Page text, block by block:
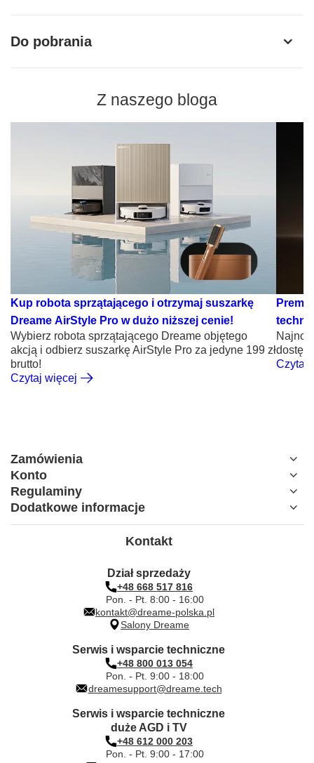
Do pobrania
Z naszego bloga
Kup robota sprzątającego i otrzymaj suszarkę
Dreame AirStyle Pro w dużo niższej cenie!
Wybierz robota sprzątającego Dreame objętego
akcją i odbierz suszarkę AirStyle Pro za jedyne 199 zł
brutto!
Czytaj więcej
Czytaj
Zamówienia
Konto
Regulaminy
Dodatkowe informacje
Kontakt
Dział sprzedaży
+48 668 517 816
Pon. - Pt. 8:00 - 16:00
kontakt@dreame-polska.pl
Salony Dreame
Serwis i wsparcie techniczne
+48 800 013 054
Pon. - Pt. 9:00 - 18:00
dreamesupport@dreame.tech
Serwis i wsparcie techniczne
duże AGD i TV
+48 612 000 203
Pon. - Pt. 9:00 - 17:00